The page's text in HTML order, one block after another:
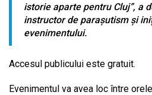
istorie aparte pentru Cluj”, a
instructor de parașutism și
evenimentului.
Accesul publicului este gratuit.
Evenimentul va avea loc între